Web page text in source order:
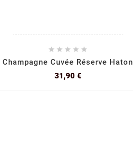
    
Champagne Cuvée Réserve Haton
31,90 €Prix